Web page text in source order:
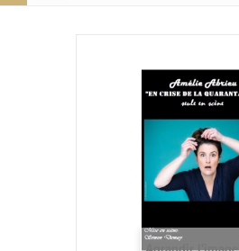
PROGRAMMATION TOUT PUBLIC